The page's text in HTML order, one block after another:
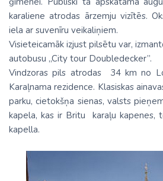
karaliene atrodas ārzemju vizītēs.
iela ar suvenīru veikaliņiem.
Visieteicamāk izjust pilsētu var,
autobusu „City tour Doubledecker”.
Vindzoras pils atrodas 34 km no
Karaļnama rezidence. Klasiskas
parku, cietokšņa sienas, valsts
kapela, kas ir Britu karaļu kapenes,
kapella.